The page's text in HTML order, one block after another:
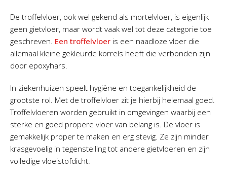
De troffelvloer, ook wel gekend als mortelvloer, is eigenlijk
geen gietvloer, maar wordt vaak wel tot deze categorie toe
geschreven. Een troffelvloer is een naadloze vloer die
allemaal kleine gekleurde korrels heeft die verbonden zijn
door epoxyhars.
In ziekenhuizen speelt hygiëne en toegankelijkheid de
grootste rol. Met de troffelvloer zit je hierbij helemaal goed.
Troffelvloeren worden gebruikt in omgevingen waarbij een
sterke en goed propere vloer van belang is. De vloer is
gemakkelijk proper te maken en erg stevig. Ze zijn minder
krasgevoelig in tegenstelling tot andere gietvloeren en zijn
volledige vloeistofdicht.